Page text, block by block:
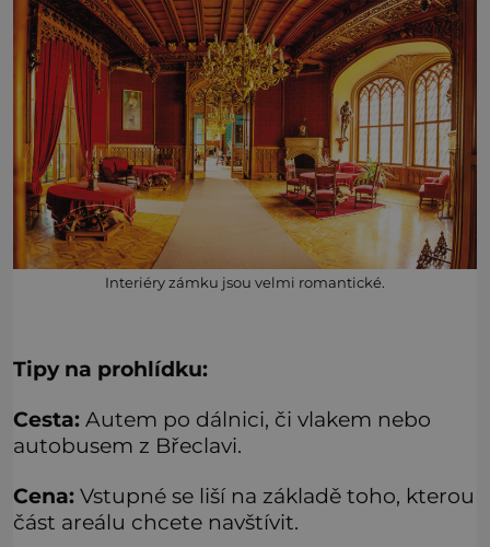
Interiéry zámku jsou velmi romantické.
Tipy na prohlídku:
Cesta: Autem po dálnici, či vlakem nebo
autobusem z Břeclavi.
Cena: Vstupné se liší na základě toho, kterou
část areálu chcete navštívit.